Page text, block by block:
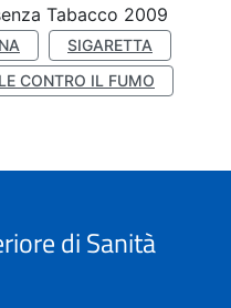
Tabacco 2009
SIGARETTA
CONTRO IL FUMO
di Sanità